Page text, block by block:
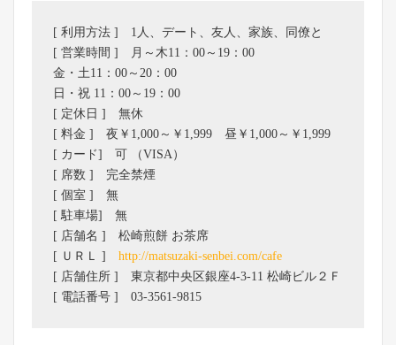
[ 利用方法 ] 1人、デート、友人、家族、同僚と
[ 営業時間 ] 月～木11：00～19：00
金・土11：00～20：00
日・祝 11：00～19：00
[ 定休日 ] 無休
[ 料金 ] 夜￥1,000～￥1,999 昼￥1,000～￥1,999
[ カード] 可 （VISA）
[ 席数 ] 完全禁煙
[ 個室 ] 無
[ 駐車場] 無
[ 店舗名 ] 松崎煎餅 お茶席
[ ＵＲＬ ] http://matsuzaki-senbei.com/cafe
[ 店舗住所 ] 東京都中央区銀座4-3-11 松崎ビル２Ｆ
[ 電話番号 ] 03-3561-9815